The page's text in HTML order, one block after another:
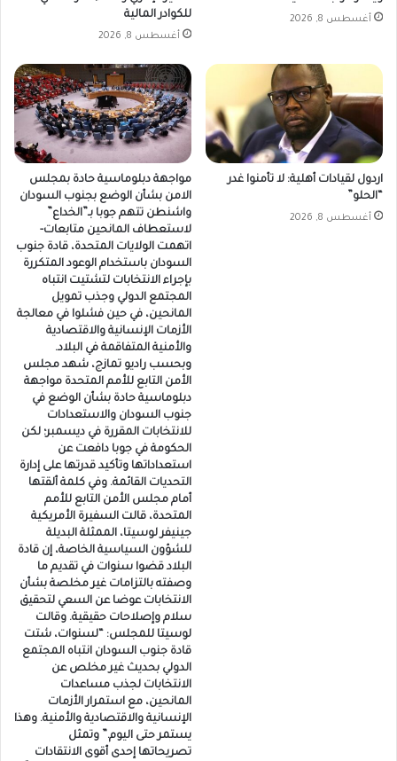
أغسطس 8, 2026
للكوادر المالية
أغسطس 8, 2026
اردول لقيادات أهلية: لا تأمنوا غدر
“الحلو”
أغسطس 8, 2026
مواجهة دبلوماسية حادة بمجلس
الامن بشأن الوضع بجنوب السودان
واشنطن تتهم جوبا بـ”الخداع”
لاستعطاف المانحين متابعات-
اتهمت الولايات المتحدة، قادة جنوب
السودان باستخدام الوعود المتكررة
بإجراء الانتخابات لتشتيت انتباه
المجتمع الدولي وجذب تمويل
المانحين، في حين فشلوا في معالجة
الأزمات الإنسانية والاقتصادية
والأمنية المتفاقمة في البلاد.
وبحسب راديو تمازج، شهد مجلس
الأمن التابع للأمم المتحدة مواجهة
دبلوماسية حادة بشأن الوضع في
جنوب السودان والاستعدادات
للانتخابات المقررة في ديسمبر؛ لكن
الحكومة في جوبا دافعت عن
استعداداتها وتأكيد قدرتها على إدارة
التحديات القائمة. وفي كلمة ألقتها
أمام مجلس الأمن التابع للأمم
المتحدة، قالت السفيرة الأمريكية
جينيفر لوسيتا، الممثلة البديلة
للشؤون السياسية الخاصة، إن قادة
البلاد قضوا سنوات في تقديم ما
وصفته بالتزامات غير مخلصة بشأن
الانتخابات عوضا عن السعي لتحقيق
سلام وإصلاحات حقيقية. وقالت
لوسيتا للمجلس: “لسنوات، شتت
قادة جنوب السودان انتباه المجتمع
الدولي بحديث غير مخلص عن
الانتخابات لجذب مساعدات
المانحين، مع استمرار الأزمات
الإنسانية والاقتصادية والأمنية. وهذا
يستمر حتى اليوم.” وتمثل
تصريحاتها إحدى أقوى الانتقادات